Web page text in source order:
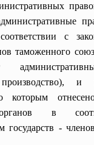
с
таможенного
и
которым
в
государств -